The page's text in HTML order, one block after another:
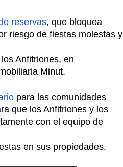
reservas, que bloquea
riesgo de fiestas molestas y
Anfitriones, en
Minut.
para las comunidades
que los Anfitriones y los
con el equipo de
en sus propiedades.